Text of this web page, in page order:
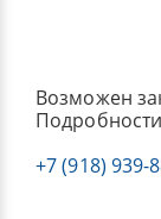
Возможен
+7 (918) 939-